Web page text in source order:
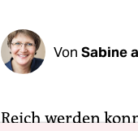
Von Sabine
Reich werden